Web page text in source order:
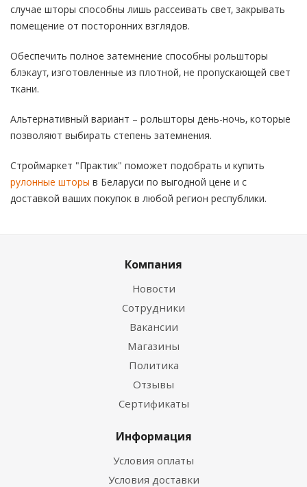
случае шторы способны лишь рассеивать свет, закрывать
помещение от посторонних взглядов.
Обеспечить полное затемнение способны рольшторы
блэкаут, изготовленные из плотной, не пропускающей свет
ткани.
Альтернативный вариант – рольшторы день-ночь, которые
позволяют выбирать степень затемнения.
Строймаркет "Практик" поможет подобрать и купить
рулонные шторы в Беларуси по выгодной цене и с
доставкой ваших покупок в любой регион республики.
Компания
Новости
Сотрудники
Вакансии
Магазины
Политика
Отзывы
Сертификаты
Информация
Условия оплаты
Условия доставки